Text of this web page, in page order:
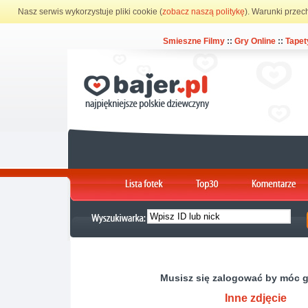
Nasz serwis wykorzystuje pliki cookie (zobacz naszą politykę). Warunki
Smieszne Filmy ::Gry Online ::
Musisz się zalogować by móc
Inne zdjęcie